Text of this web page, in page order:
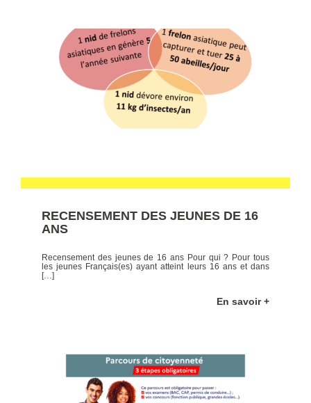
RECENSEMENT DES JEUNES DE 16
ANS
Recensement des jeunes de 16 ans Pour qui ? Pour tous
les jeunes Français(es) ayant atteint leurs 16 ans et dans
[…]
En savoir +